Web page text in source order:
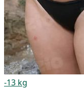
-13 kg